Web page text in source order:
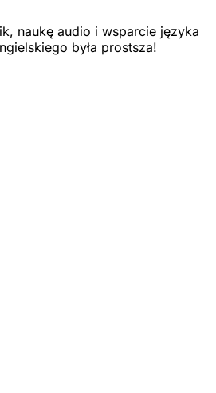
naukę audio i wsparcie języka
była prostsza!